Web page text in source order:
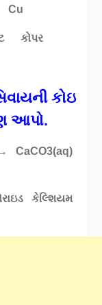
Cu
કોપર
કોઇ
આપો.
CaCO3(aq)
કેલ્શિયમ